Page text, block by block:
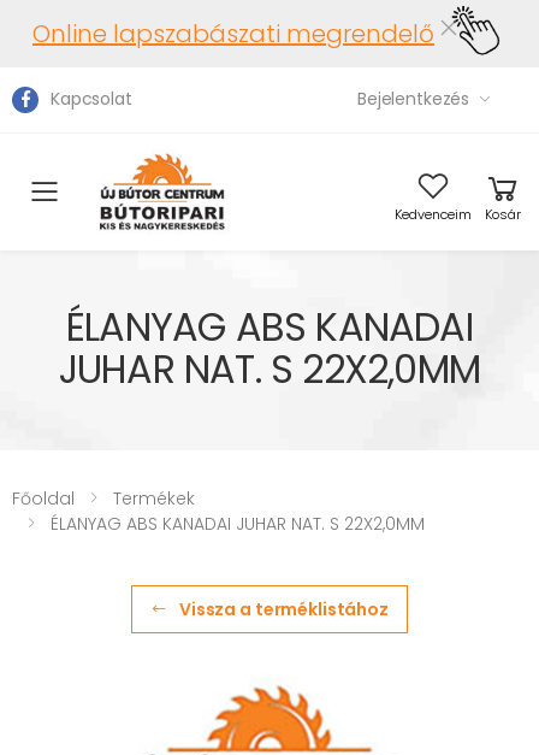
Online lapszabászati megrendelő
Kapcsolat Bejelentkezés
Toggle mobile menu Kedvenceim Kosár
ÉLANYAG ABS KANADAI
JUHAR NAT. S 22X2,0MM
Főoldal
Termékek
ÉLANYAG ABS KANADAI JUHAR NAT. S 22X2,0MM
Vissza a terméklistához